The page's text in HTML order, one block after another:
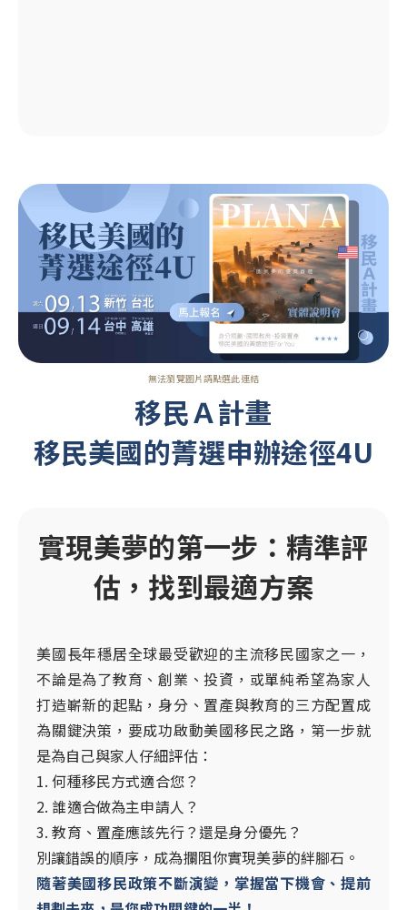
無法瀏覽圖片請點選此連結
移民Ａ計畫
移民美國的菁選申辦途徑4U
實現美夢的第一步：精準評
估，找到最適方案
美國長年穩居全球最受歡迎的主流移民國家之一，
不論是為了教育、創業、投資，或單純希望為家人
打造嶄新的起點，身分、置產與教育的三方配置成
為關鍵決策，要成功啟動美國移民之路，第一步就
是為自己與家人仔細評估：
1. 何種移民方式適合您？
2. 誰適合做為主申請人？
3. 教育、置產應該先行？還是身分優先？
別讓錯誤的順序，成為攔阻你實現美夢的絆腳石。
隨著美國移民政策不斷演變，掌握當下機會、提前